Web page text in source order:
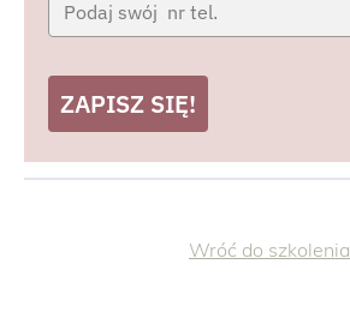
ZAPISZ SIĘ!
Wróć do szkolenia